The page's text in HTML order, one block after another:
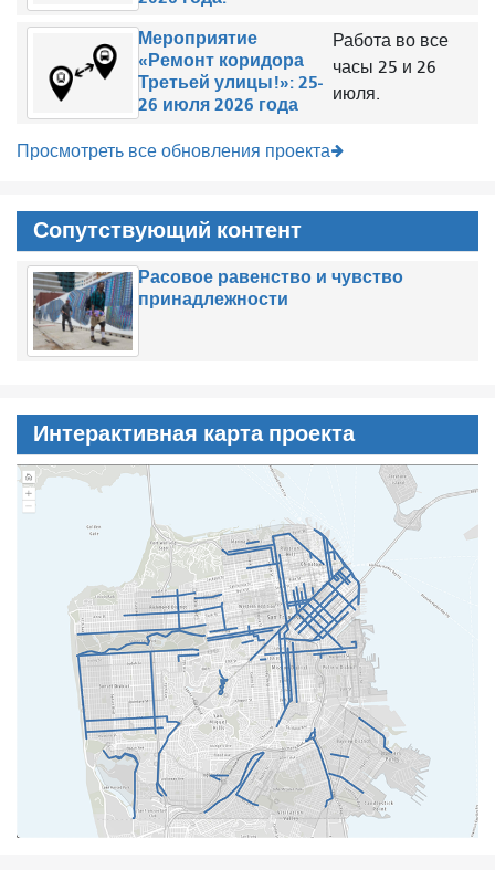
Мероприятие
«Ремонт коридора
Третьей улицы!»: 25-
26 июля 2026 года
Работа во все
часы 25 и 26
июля.
Просмотреть все обновления проекта
Сопутствующий контент
Расовое равенство и чувство
принадлежности
Интерактивная карта проекта